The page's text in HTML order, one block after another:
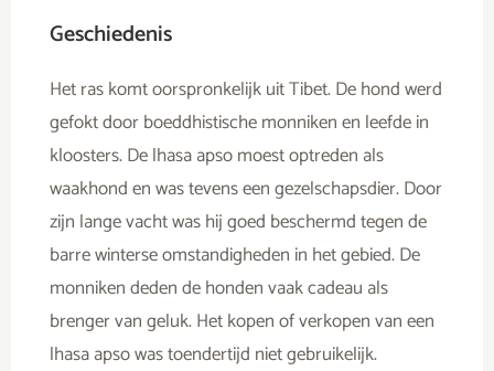
Geschiedenis
Het ras komt oorspronkelijk uit Tibet. De hond werd
gefokt door boeddhistische monniken en leefde in
kloosters. De lhasa apso moest optreden als
waakhond en was tevens een gezelschapsdier. Door
zijn lange vacht was hij goed beschermd tegen de
barre winterse omstandigheden in het gebied. De
monniken deden de honden vaak cadeau als
brenger van geluk. Het kopen of verkopen van een
lhasa apso was toendertijd niet gebruikelijk.